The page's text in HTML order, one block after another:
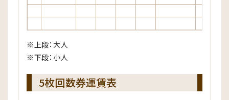
※上段：大人
※下段：小人
5枚回数券運賃表